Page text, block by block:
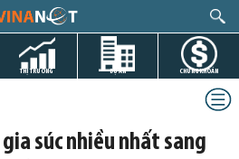
THỊ TRƯỜNG DỰ ÁN CHỨNG KHOÁN
súc nhiều nhất sang